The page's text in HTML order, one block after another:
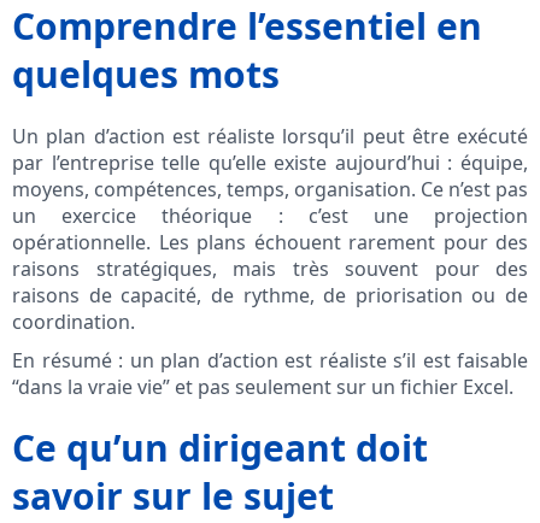
Comprendre l’essentiel en
quelques mots
Un plan d’action est réaliste lorsqu’il peut être exécuté
par l’entreprise telle qu’elle existe aujourd’hui : équipe,
moyens, compétences, temps, organisation. Ce n’est pas
un exercice théorique : c’est une projection
opérationnelle. Les plans échouent rarement pour des
raisons stratégiques, mais très souvent pour des
raisons de capacité, de rythme, de priorisation ou de
coordination.
En résumé : un plan d’action est réaliste s’il est faisable
“dans la vraie vie” et pas seulement sur un fichier Excel.
Ce qu’un dirigeant doit
savoir sur le sujet